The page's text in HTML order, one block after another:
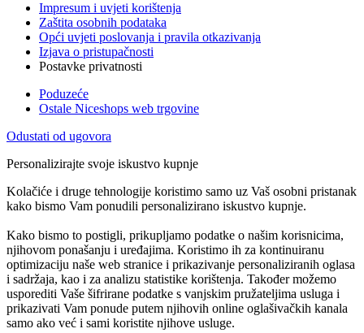
Impresum i uvjeti korištenja
Zaštita osobnih podataka
Opći uvjeti poslovanja i pravila otkazivanja
Izjava o pristupačnosti
Postavke privatnosti
Poduzeće
Ostale Niceshops web trgovine
Odustati od ugovora
Personalizirajte svoje iskustvo kupnje
Kolačiće i druge tehnologije koristimo samo uz Vaš osobni pristanak
kako bismo Vam ponudili personalizirano iskustvo kupnje.
Kako bismo to postigli, prikupljamo podatke o našim korisnicima,
njihovom ponašanju i uređajima. Koristimo ih za kontinuiranu
optimizaciju naše web stranice i prikazivanje personaliziranih oglasa
i sadržaja, kao i za analizu statistike korištenja. Također možemo
usporediti Vaše šifrirane podatke s vanjskim pružateljima usluga i
prikazivati Vam ponude putem njihovih online oglašivačkih kanala
samo ako već i sami koristite njihove usluge.